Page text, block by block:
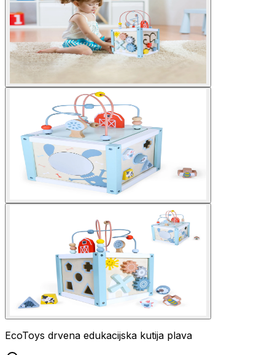
EcoToys drvena edukacijska kutija plava